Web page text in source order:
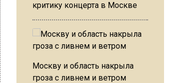
критику концерта в Москве
Москву и область накрыла
гроза с ливнем и ветром